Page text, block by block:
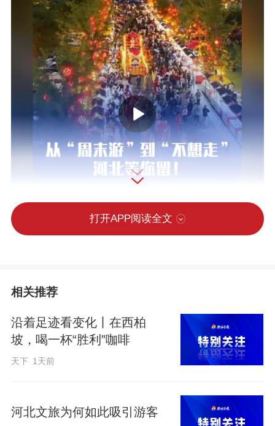
视频来源：
https://web.cmc.hebtv.com/cms/rmt0336_h
tml/19/19js/dsp/12320016.shtml
来源：冀时新闻
打开APP阅读全文
相关推荐
沿着足迹看变化丨在西柏
坡，喝一杯“胜利”咖啡
天下 1天前
河北文旅为何如此吸引游客